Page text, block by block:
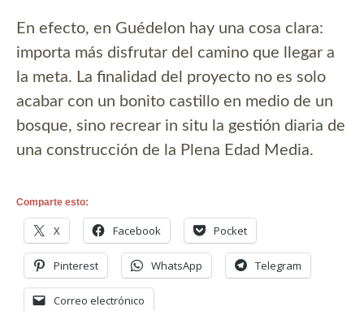
En efecto, en Guédelon hay una cosa clara:
importa más disfrutar del camino que llegar a
la meta. La finalidad del proyecto no es solo
acabar con un bonito castillo en medio de un
bosque, sino recrear in situ la gestión diaria de
una construcción de la Plena Edad Media.
Comparte esto:
X Facebook Pocket
Pinterest WhatsApp Telegram
Correo electrónico